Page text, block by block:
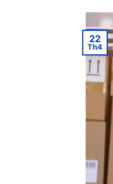
22
Th4